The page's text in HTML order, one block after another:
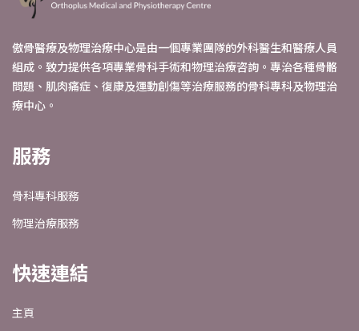
傲骨醫療及物理治療中心是由一個專業團隊的外科醫生和醫療人員
組成。致力提供各項專業骨科手術和物理治療咨詢。專治各種骨骼
問題、肌肉痛症、復康及運動創傷等治療服務的骨科專科及物理治
療中心。
服務
骨科專科服務
物理治療服務
快速連結
主頁